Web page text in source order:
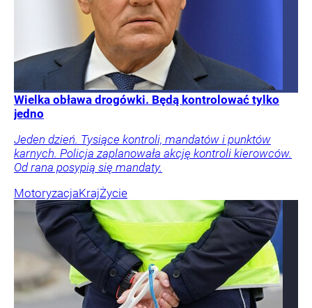
Wielka obława drogówki. Będą kontrolować tylko
jedno
Jeden dzień. Tysiące kontroli, mandatów i punktów
karnych. Policja zaplanowała akcję kontroli kierowców.
Od rana posypią się mandaty.
MotoryzacjaKrajŻycie